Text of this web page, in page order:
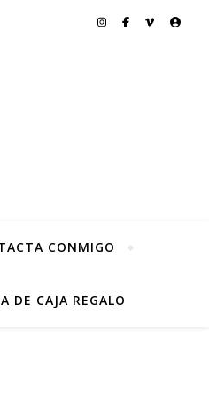
CONMIGO
DE CAJA REGALO